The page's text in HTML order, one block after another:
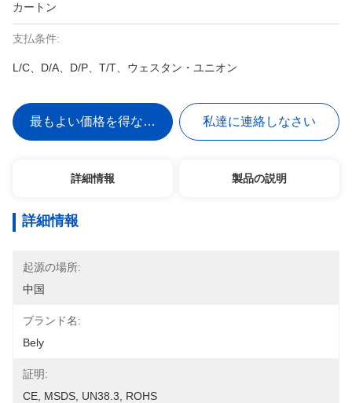
カートン
支払条件:
L/C、D/A、D/P、T/T、ウェスタン・ユニオン
最もよい価格を得なさい 私達に連絡しなさい
詳細情報 製品の説明
詳細情報
起源の場所:
中国
ブランド名:
Bely
証明:
CE, MSDS, UN38.3, ROHS